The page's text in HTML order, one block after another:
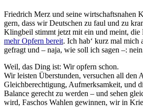
Friedrich Merz und seine wirtschaftsnahen
gern, dass wir Deutschen zu faul und zu
Klingbeil stimmt jetzt mit ein und meint, die
mehr Opfern bereit. Ich hab‘ kurz mal mich
gefragt und – naja, wie soll ich sagen –:
Weil, das Ding ist: Wir opfern schon.
Wir leisten Überstunden, versuchen all den
Gleichberechtigung, Aufmerksamkeit, und
Balance gerecht zu werden – und sehen
wird, Faschos Wahlen gewinnen, wir in